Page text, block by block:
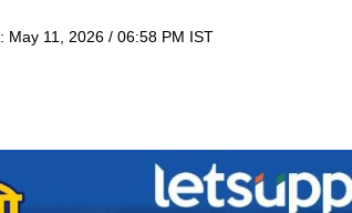
May 11, 2026 / 06:58 PM IST